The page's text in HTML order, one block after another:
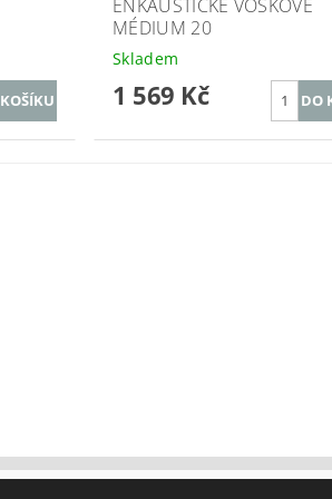
ENKAUSTICKÉ VOSKOVÉ
MÉDIUM 20
Skladem
1 569 Kč